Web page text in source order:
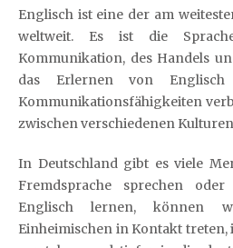
Englisch ist eine der am
weltweit. Es ist die
Kommunikation, des Handels
das Erlernen von
Kommunikationsfähigkeiten
zwischen verschiedenen
In Deutschland gibt es viele
Fremdsprache sprechen
Englisch lernen, können
Einheimischen in Kontakt treten,